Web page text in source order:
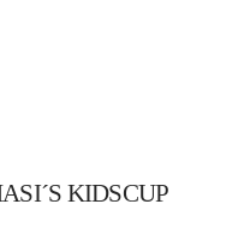
KIDSCUP